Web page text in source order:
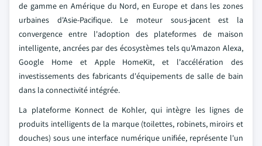
de gamme en Amérique du Nord, en Europe et dans les zones
urbaines d'Asie-Pacifique. Le moteur sous-jacent est la
convergence entre l'adoption des plateformes de maison
intelligente, ancrées par des écosystèmes tels qu'Amazon Alexa,
Google Home et Apple HomeKit, et l'accélération des
investissements des fabricants d'équipements de salle de bain
dans la connectivité intégrée.
La plateforme Konnect de Kohler, qui intègre les lignes de
produits intelligents de la marque (toilettes, robinets, miroirs et
douches) sous une interface numérique unifiée, représente l'un